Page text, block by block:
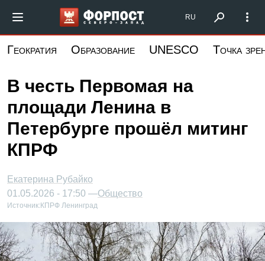
основному
Форпост Северо-Запад
RU
Геократия Образование UNESCO Точка
В честь Первомая на
площади Ленина в
Петербурге прошёл митинг
КПРФ
Екатерина Рубайко
01.05.2026 - 17:50 —Общество
Источник: КПРФ Ленинград